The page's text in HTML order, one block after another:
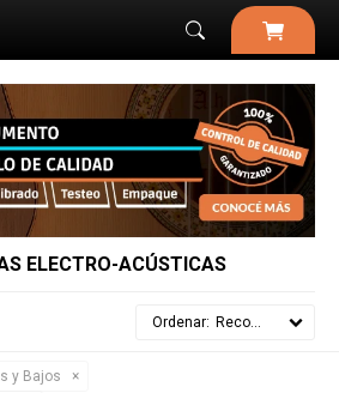
ELECTRO-ACÚSTICAS
Recomendados
y Bajos